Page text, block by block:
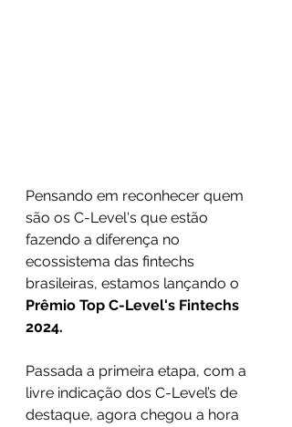
Pensando em reconhecer quem
são os C-Level's que estão
fazendo a diferença no
ecossistema das fintechs
brasileiras, estamos lançando o
Prêmio Top C-Level's Fintechs
2024.
Passada a primeira etapa, com a
livre indicação dos C-Level’s de
destaque, agora chegou a hora